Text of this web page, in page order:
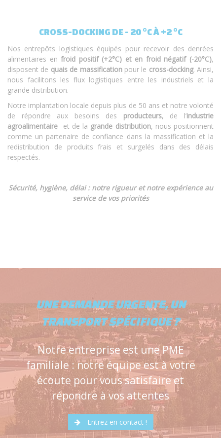
CROSS-DOCKING DE - 20 °C À +2 °C
Nos entrepôts logistiques équipés pour recevoir des denrées
alimentaires enfroid positif (+2°C) et en froid négatif (-20°C),
disposent de quais de massificationpour le cross-docking. Ainsi,
nous facilitons les flux logistiques entre les industriels et la
grande distribution.
Notre implantation locale depuis plus de 50 ans et notre volonté
de répondre aux besoins des producteurs, de l’industrie
agroalimentaire et de la grande distribution, nous positionnent
comme un partenaire de confiance dans la massification et la
redistribution de produits frais et surgelés dans des délais
respectés.
Sécurité, hygiène, délai : notre rigueur et notre expérience au
service de vos priorités
UNE DEMANDE URGENTE, UN
TRANSPORT SPÉCIFIQUE ?
Notre entreprise est une PME
familiale : notre équipe est à votre
écoute pour vous satisfaire et
répondre à vos attentes
Entrez en contact !